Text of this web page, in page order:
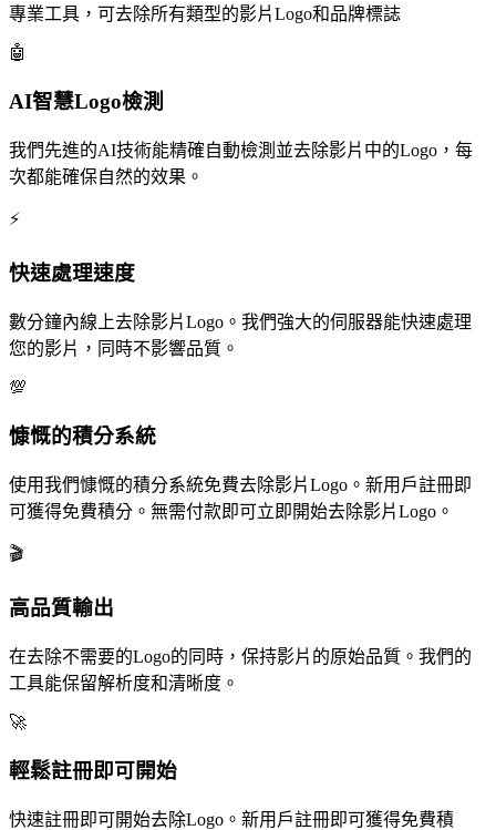
專業工具，可去除所有類型的影片Logo和品牌標誌
🤖
AI智慧Logo檢測
我們先進的AI技術能精確自動檢測並去除影片中的Logo，每
次都能確保自然的效果。
⚡
快速處理速度
數分鐘內線上去除影片Logo。我們強大的伺服器能快速處理
您的影片，同時不影響品質。
💯
慷慨的積分系統
使用我們慷慨的積分系統免費去除影片Logo。新用戶註冊即
可獲得免費積分。無需付款即可立即開始去除影片Logo。
🎬
高品質輸出
在去除不需要的Logo的同時，保持影片的原始品質。我們的
工具能保留解析度和清晰度。
🚀
輕鬆註冊即可開始
快速註冊即可開始去除Logo。新用戶註冊即可獲得免費積